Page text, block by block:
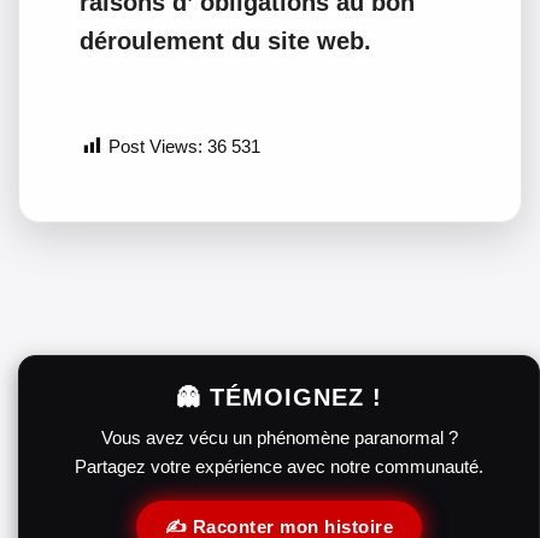
déroulement du site web.
Post Views: 36 531
👻 TÉMOIGNEZ !
Vous avez vécu un phénomène paranormal ?
Partagez votre expérience avec notre communauté.
✍️ Raconter mon histoire